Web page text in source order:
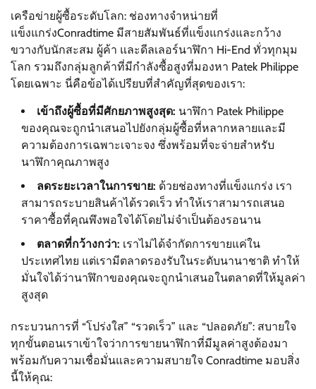
เครือข่ายผู้ซื้อระดับโลก: ช่องทางจำหน่ายที่
แข็งแกร่งConradtime มีสายสัมพันธ์ที่แข็งแกร่งและกว้าง
ขวางกับนักสะสม ผู้ค้า และดีลเลอร์นาฬิกา Hi-End ทั่วทุกมุม
โลก รวมถึงกลุ่มลูกค้าที่มีกำลังซื้อสูงที่มองหา Patek Philippe
โดยเฉพาะ นี่คือข้อได้เปรียบที่สำคัญที่สุดของเรา:
เข้าถึงผู้ซื้อที่มีศักยภาพสูงสุด: นาฬิกา Patek Philippe
ของคุณจะถูกนำเสนอไปยังกลุ่มผู้ซื้อที่หลากหลายและมี
ความต้องการเฉพาะเจาะจง ซึ่งพร้อมที่จะจ่ายสำหรับ
นาฬิกาคุณภาพสูง
ลดระยะเวลาในการขาย: ด้วยช่องทางที่แข็งแกร่ง เรา
สามารถระบายสินค้าได้รวดเร็ว ทำให้เราสามารถเสนอ
ราคาซื้อที่คุณพึงพอใจได้โดยไม่จำเป็นต้องรอนาน
ตลาดที่กว้างกว่า: เราไม่ได้จำกัดการขายแค่ใน
ประเทศไทย แต่เรามีตลาดรองรับในระดับนานาชาติ ทำให้
มั่นใจได้ว่านาฬิกาของคุณจะถูกนำเสนอในตลาดที่ให้มูลค่า
สูงสุด
กระบวนการที่ “โปร่งใส” “รวดเร็ว” และ “ปลอดภัย”: สบายใจ
ทุกขั้นตอนเราเข้าใจว่าการขายนาฬิกาที่มีมูลค่าสูงต้องมา
พร้อมกับความเชื่อมั่นและความสบายใจ Conradtime มอบสิ่ง
นี้ให้คุณ: